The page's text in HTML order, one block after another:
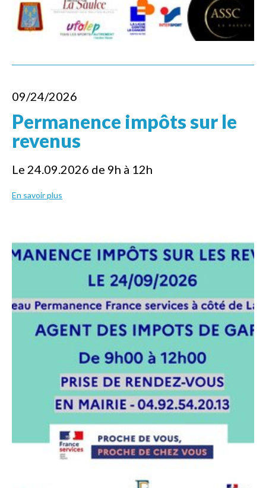
09/24/2026
Permanence impôts sur le
revenus
Le 24.09.2026 de 9h à 12h
En savoir plus